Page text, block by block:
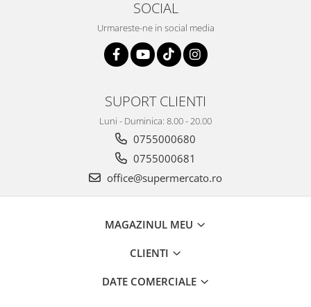
SOCIAL
Urmareste-ne in social media
SUPORT CLIENTI
Luni - Duminica: 8.00 - 20.00
0755000680
0755000681
office@supermercato.ro
MAGAZINUL MEU
CLIENTI
DATE COMERCIALE